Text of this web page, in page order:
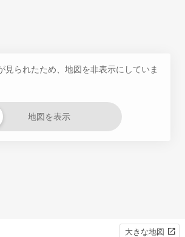
見られたため、地図を非表示にしていま
地図を表示
大きな地図